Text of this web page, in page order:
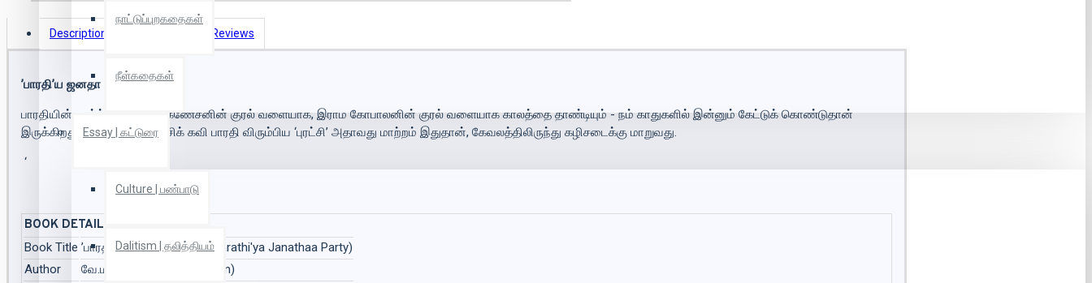
நாட்டுப்புறகதைகள்
நீள்கதைகள்
Essay | கட்டுரை
Culture | பண்பாடு
Dalitism | தலித்தியம்
Description Reviews
’பாரதி’ய ஜனதா பார்ட்டி
பாரதியின் வார்த்தைகள் இல.கணேசனின் குரல் வளையாக, இராம கோபாலனின் குரல் வளையாக காலத்தை தாண்டியும் - நம் காதுகளில் இன்னும் கேட்டுக் கொண்டுதான்
இருக்கிறது. ஆம், அந்தப் புரட்சிக் கவி பாரதி விரும்பிய ‘புரட்சி’ அதாவது மாற்றம் இதுதான், கேவலத்திலிருந்து கழிசடைக்கு மாறுவது.
‘
BOOK DETAILS
Book Title ’பாரதி’ய ஜனதா பார்ட்டி (’Bharathi'ya Janathaa Party)
Author
வே.மதிமாறன் (V.Mathimaran)